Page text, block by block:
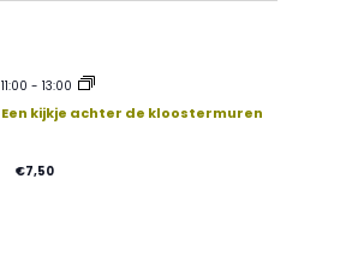
11:00 -13:00
Een kijkje achter de kloostermuren
€7,50